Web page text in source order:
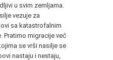
u svim zemljama.
vezuje za
sa katastrofalnim
Pratimo migracije već
se vrši nasilje se
nastaju i nestaju,